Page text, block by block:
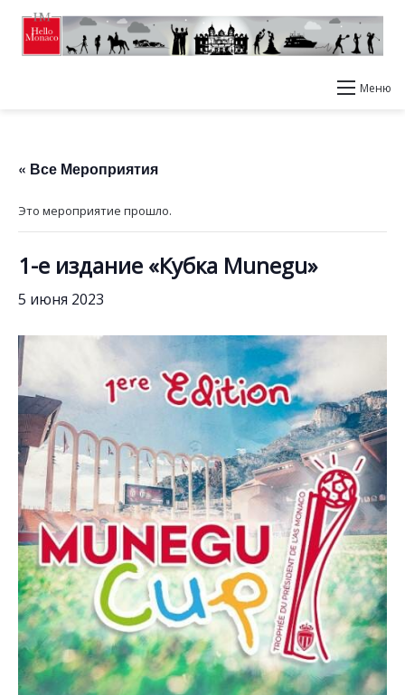
Меню
« Все Мероприятия
Это мероприятие прошло.
1-е издание «Кубка Munegu»
5 июня 2023